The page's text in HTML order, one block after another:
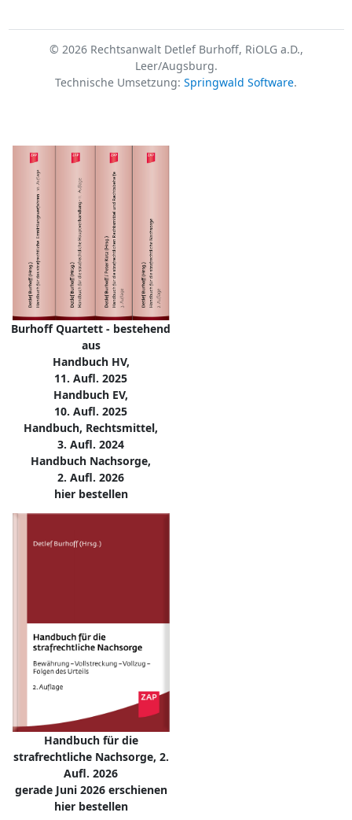
© 2026 Rechtsanwalt Detlef Burhoff, RiOLG a.D.,
Leer/Augsburg.
Technische Umsetzung: Springwald Software.
Burhoff Quartett - bestehend
aus
Handbuch HV,
11. Aufl. 2025
Handbuch EV,
10. Aufl. 2025
Handbuch, Rechtsmittel,
3. Aufl. 2024
Handbuch Nachsorge,
2. Aufl. 2026
hier bestellen
Handbuch für die
strafrechtliche Nachsorge, 2.
Aufl. 2026
gerade Juni 2026 erschienen
hier bestellen